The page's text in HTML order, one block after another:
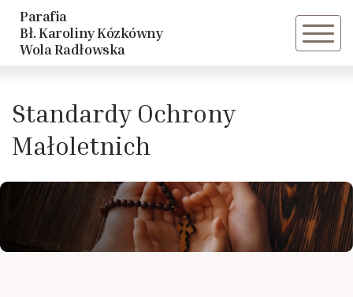
Parafia
Bł. Karoliny Kózkówny
Wola Radłowska
Duszpasterze
Standardy Ochrony
Małoletnich